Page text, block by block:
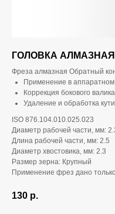
ГОЛОВКА АЛМАЗНАЯ
Фреза алмазная Обратный
Применение в
Коррекция бокового валика
Удаление и обработка
ISO 876.104.010.025.023
Диаметр рабочей части, мм:
Длина рабочей части, мм: 2.5
Диаметр хвостовика, мм: 2.3
Размер зерна: Крупный
Применение фрез дано
130 р.